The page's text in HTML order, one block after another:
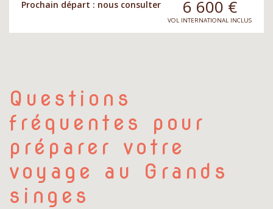
Prochain départ : nous consulter 6 600 €
VOL INTERNATIONAL INCLUS
Questions
fréquentes pour
préparer votre
voyage au Grands
singes